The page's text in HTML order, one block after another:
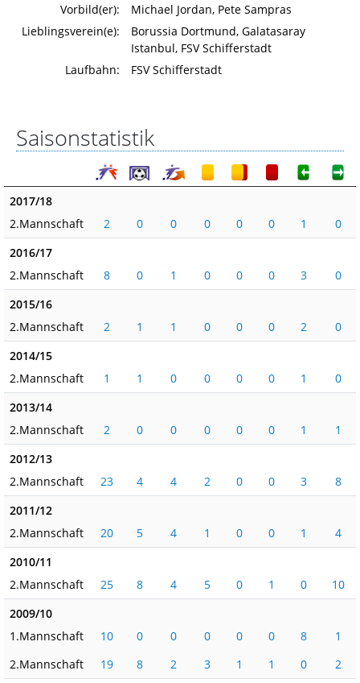
Vorbild(er):
Michael Jordan, Pete Sampras
Lieblingsverein(e):
Borussia Dortmund, Galatasaray
Istanbul, FSV Schifferstadt
Laufbahn:
FSV Schifferstadt
Saisonstatistik
2017/18
2.Mannschaft
2 0 0 0 0 0 1
0
2016/17
2.Mannschaft
8 0 1 0 0 0 3
0
2015/16
2.Mannschaft
2 1 1 0 0 0 2
0
2014/15
2.Mannschaft
1 1 0 0 0 0 1
0
2013/14
2.Mannschaft
2 0 0 0 0 0 1
1
2012/13
2.Mannschaft
23 4 4 2 0 0 3
8
2011/12
2.Mannschaft
20 5 4 1 0 0 1
4
2010/11
2.Mannschaft
25 8 4 5 0 1 0
10
2009/10
1.Mannschaft
10 0 0 0 0 0 8
1
2.Mannschaft
19 8 2 3 1 1 0
2